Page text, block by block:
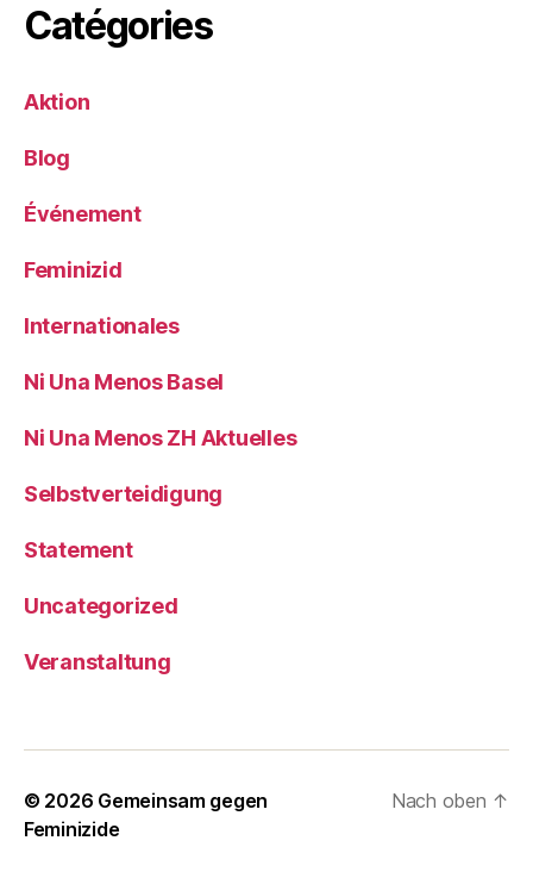
Catégories
Aktion
Blog
Événement
Feminizid
Internationales
Ni Una Menos Basel
Ni Una Menos ZH Aktuelles
Selbstverteidigung
Statement
Uncategorized
Veranstaltung
© 2026 Gemeinsam gegen
Feminizide
Nach oben ↑